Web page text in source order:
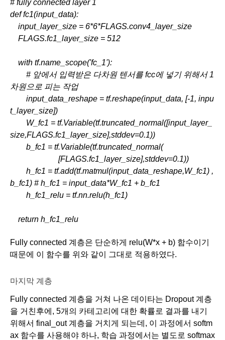
# fully connected layer 1
def fc1(input_data):
input_layer_size = 6*6*FLAGS.conv4_layer_size
FLAGS.fc1_layer_size = 512
with tf.name_scope('fc_1'):
차원으로 피는 작업
t_layer_size])
size,FLAGS.fc1_layer_size],stddev=0.1))
b_fc1 = tf.Variable(tf.truncated_normal(
[FLAGS.fc1_layer_size],stddev=0.1))
b_fc1) # h_fc1 = input_data*W_fc1 + b_fc1
h_fc1_relu = tf.nn.relu(h_fc1)
return h_fc1_relu
Fully connected 계층은 단순하게 relu(W*x + b) 함수이기
때문에 이 함수를 위와 같이 그대로 적용하였다.
마지막 계층
Fully connected 계층을 거쳐 나온 데이타는 Dropout 계층
을 거친후에, 5개의 카테고리에 대한 확률로 결과를 내기
위해서 final_out 계층을 거치게 되는데, 이 과정에서 softm
ax 함수를 사용해야 하나, 학습 과정에서는 별도로 softmax